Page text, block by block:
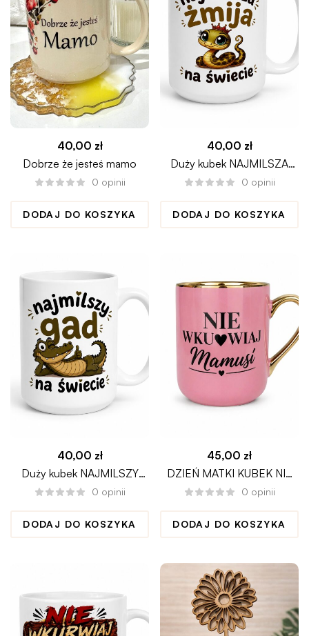
40,00 zł
Dobrze że jesteś mamo
0 opinii
DODAJ DO KOSZYKA
40,00 zł
Duży kubek NAJMILSZA
ŻMIJA NA ŚWIECIE
0 opinii
DODAJ DO KOSZYKA
40,00 zł
Duży kubek NAJMILSZY
GAD NA ŚWIECIE
0 opinii
DODAJ DO KOSZYKA
45,00 zł
DZIEŃ MATKI KUBEK NIE
WKU*WIAJ MAMUSI
0 opinii
DODAJ DO KOSZYKA